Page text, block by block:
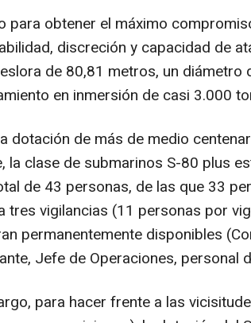
para obtener el máximo
discreción y capacidad de
de 80,81 metros, un diámetro
en inmersión de casi 3.000
dotación de más de medio
la clase de submarinos S-80 plus
de 43 personas, de las que 33
tres vigilancias (11 personas por
permanentemente disponibles
Jefe de Operaciones, personal
para hacer frente a las